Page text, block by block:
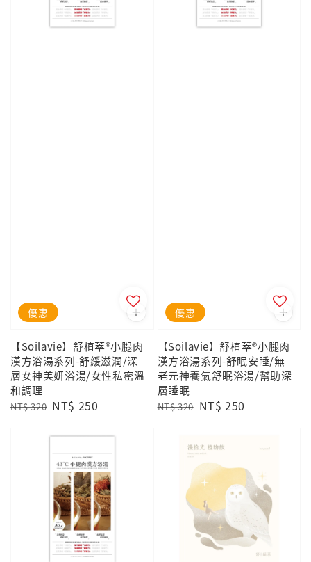
優惠
【Soilavie】舒植萃®小腿肉
漢方浴湯系列-舒緩滋潤/深
層女神美妍浴湯/女性私密溫
和調理
Regular
NT$ 320 Sale
NT$ 250
優惠
【Soilavie】舒植萃®小腿肉
漢方浴湯系列-舒眠安睡/無
老元神養氣舒眠浴湯/幫助深
層睡眠
Regular
NT$ 320 Sale
NT$ 250